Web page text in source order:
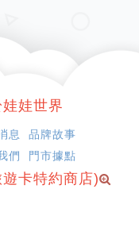
娃娃世界
息
品牌故事
們
門市據點
卡特約商店)